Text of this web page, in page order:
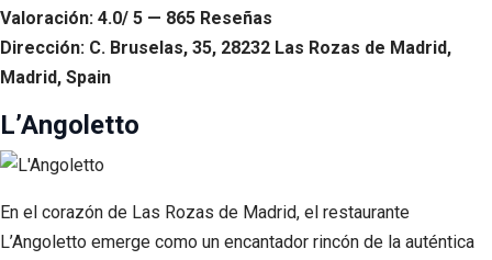
Valoración: 4.0/ 5 — 865 Reseñas
Dirección: C. Bruselas, 35, 28232 Las Rozas de Madrid,
Madrid, Spain
L’Angoletto
En el corazón de Las Rozas de Madrid, el restaurante
L’Angoletto emerge como un encantador rincón de la auténtica